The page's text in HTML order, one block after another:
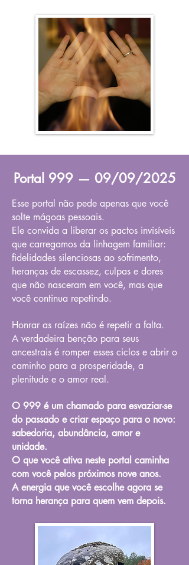
Portal 999 — 09/09/2025
Esse portal não pede apenas que você
solte mágoas pessoais.
Ele convida a liberar os pactos invisíveis
que carregamos da linhagem familiar:
fidelidades silenciosas ao sofrimento,
heranças de escassez, culpas e dores
que não nasceram em você, mas que
você continua repetindo.
Honrar as raízes não é repetir a falta.
A verdadeira benção para seus
ancestrais é romper esses ciclos e abrir o
caminho para a prosperidade, a
plenitude e o amor real.
O 999 é um chamado para esvaziar-se
do passado e criar espaço para o novo:
sabedoria, abundância, amor e
unidade.
O que você ativa neste portal caminha
com você pelos próximos nove anos.
A energia que você escolhe agora se
torna herança para quem vem depois.